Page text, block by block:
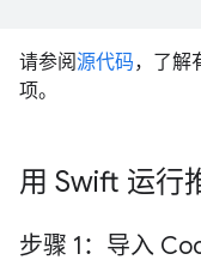
请参阅源代码，了解
项。
用 Swift 运行
步骤 1：导入